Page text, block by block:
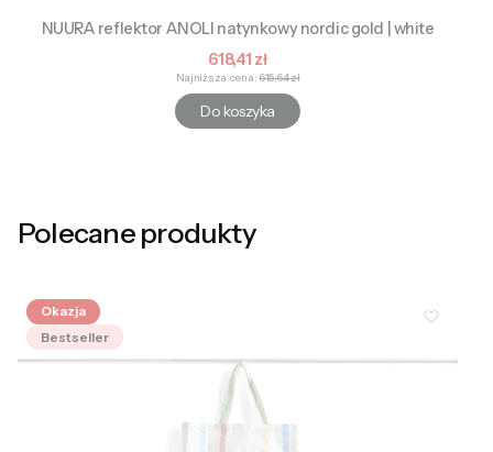
NUURA reflektor ANOLI natynkowy nordic gold | white
Cena promocyjna
618,41 zł
Najniższa cena:615,64 zł
Do koszyka
Polecane produkty
Okazja
Bestseller